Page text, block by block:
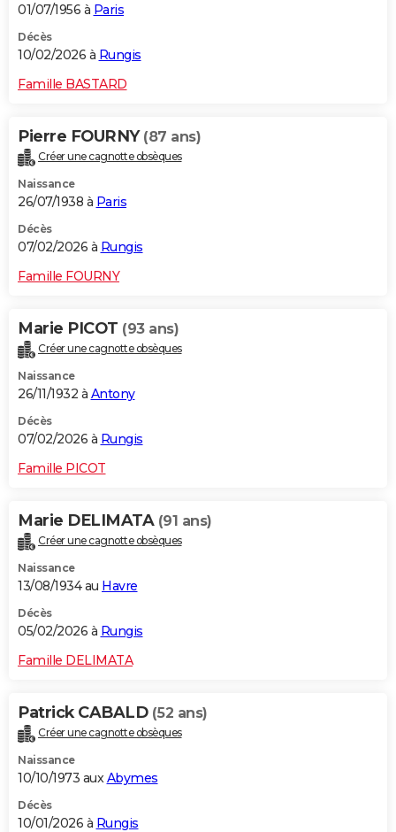
01/07/1956 à Paris
Décès
10/02/2026 à Rungis
Famille BASTARD
Pierre FOURNY (87 ans)
Créer une cagnotte obsèques
Naissance
26/07/1938 à Paris
Décès
07/02/2026 à Rungis
Famille FOURNY
Marie PICOT (93 ans)
Créer une cagnotte obsèques
Naissance
26/11/1932 à Antony
Décès
07/02/2026 à Rungis
Famille PICOT
Marie DELIMATA (91 ans)
Créer une cagnotte obsèques
Naissance
13/08/1934 au Havre
Décès
05/02/2026 à Rungis
Famille DELIMATA
Patrick CABALD (52 ans)
Créer une cagnotte obsèques
Naissance
10/10/1973 auxAbymes
Décès
10/01/2026 à Rungis